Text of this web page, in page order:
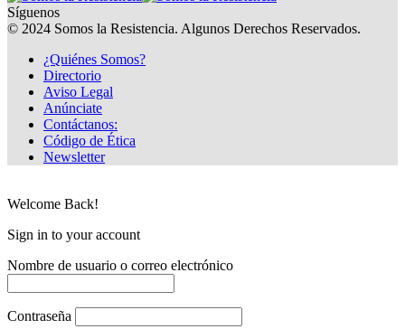
Síguenos
© 2024 Somos la Resistencia. Algunos Derechos Reservados.
¿Quiénes Somos?
Directorio
Aviso Legal
Anúnciate
Contáctanos:
Código de Ética
Newsletter
Welcome Back!
Sign in to your account
Nombre de usuario o correo electrónico
Contraseña